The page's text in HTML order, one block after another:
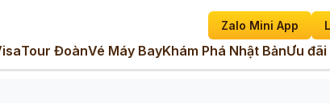
Zalo Mini App
Tour ĐoànVé Máy BayKhám Phá Nhật BảnƯu đãi